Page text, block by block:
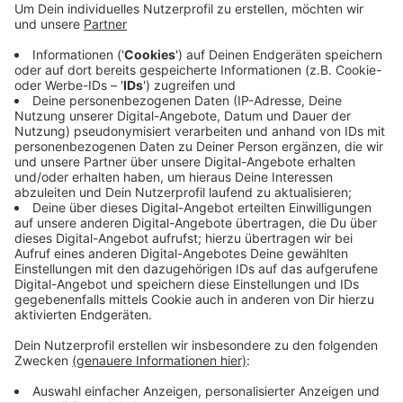
Abstände nicht eingehalten werden können.
Kontaktdaten der Besucher erfasst. Diese müssen
getestet, genesen oder geimpft sein. Die
Öffnungszeiten sind täglich ab 14.00 - 22.00
Uhr,Freitag und Samstag 14.00 - 23.00 Uhr.
Sonntags schon ab 13:00 - 22:00 Uhr.
Veröffentlicht:Donnerstag, 01.07.2021 07:41
Anzeige
Anzeige